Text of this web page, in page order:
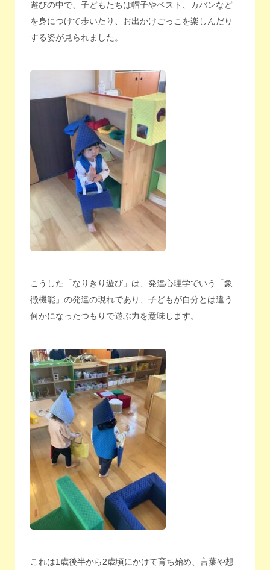
遊びの中で、子どもたちは帽子やベスト、カバンなど
を身につけて歩いたり、お出かけごっこを楽しんだり
する姿が見られました。
こうした「なりきり遊び」は、発達心理学でいう「象
徴機能」の発達の現れであり、子どもが自分とは違う
何かになったつもりで遊ぶ力を意味します。
これは1歳後半から2歳頃にかけて育ち始め、言葉や想